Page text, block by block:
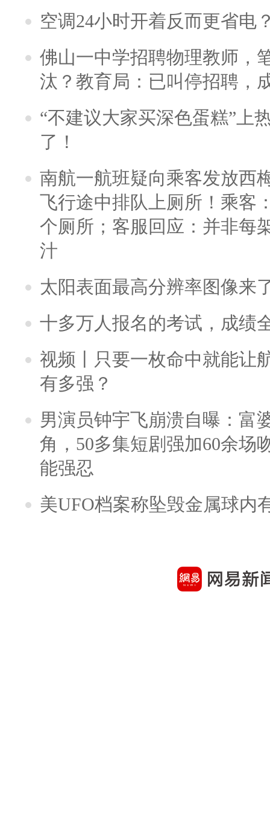
空调24小时开着反而更省电
佛山一中学招聘物理教师，
汰？教育局：已叫停招聘，
“不建议大家买深色蛋糕”上
了！
南航一航班疑向乘客发放西
飞行途中排队上厕所！乘客
个厕所；客服回应：并非每
汁
太阳表面最高分辨率图像来
十多万人报名的考试，成绩
视频丨只要一枚命中就能让
有多强？
男演员钟宇飞崩溃自曝：富
角，50多集短剧强加60余场
能强忍
美UFO档案称坠毁金属球内